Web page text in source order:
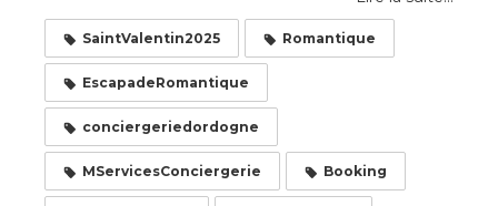
SaintValentin2025 Romantique
EscapadeRomantique
conciergeriedordogne
MServicesConciergerie Booking